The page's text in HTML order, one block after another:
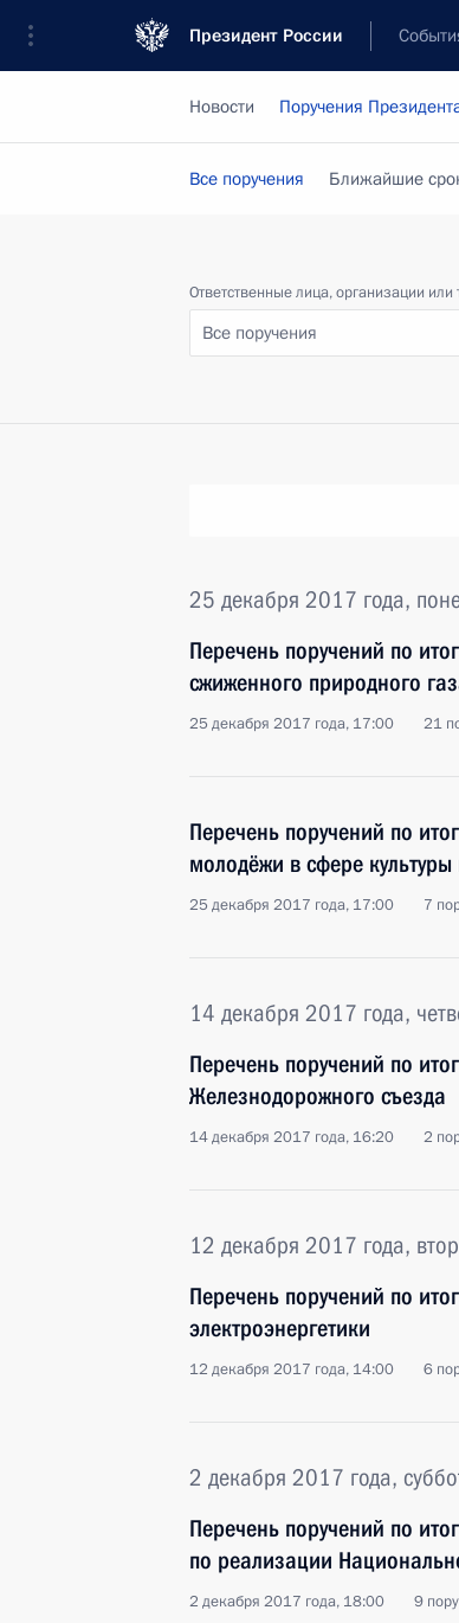
Президент России
Новости Поручения
Все поручения Ближайшие
Ответственные лица, организации или
Все поручения
25 декабря 2017 года,
Перечень поручений по
сжиженного природного
25 декабря 2017 года, 17:00 21
Перечень поручений по
молодёжи в сфере культуры
25 декабря 2017 года, 17:00 7
14 декабря 2017 года,
Перечень поручений по
Железнодорожного съезда
14 декабря 2017 года, 16:20 2
12 декабря 2017 года,
Перечень поручений по
электроэнергетики
12 декабря 2017 года, 14:00 6
2 декабря 2017 года,
Перечень поручений по
по реализации
2 декабря 2017 года, 18:00 9